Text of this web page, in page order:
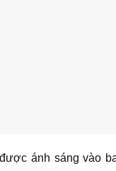
ánh sáng vào